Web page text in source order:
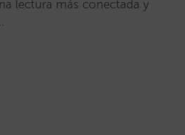
lectura más conectada y